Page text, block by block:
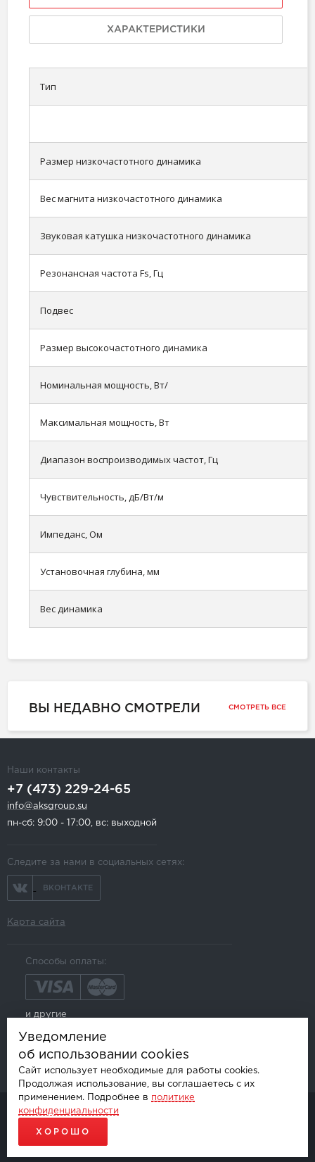
ХАРАКТЕРИСТИКИ
Тип
Размер низкочастотного динамика
Вес магнита низкочастотного динамика
Звуковая катушка низкочастотного динамика
Резонансная частота Fs, Гц
Подвес
Размер высокочастотного динамика
Номинальная мощность, Вт/
Максимальная мощность, Вт
Диапазон воспроизводимых частот, Гц
Чувствительность, дБ/Вт/м
Импеданс, Ом
Установочная глубина, мм
Вес динамика
ВЫ НЕДАВНО СМОТРЕЛИ СМОТРЕТЬ ВСЕ
Наши контакты
+7 (473) 229-24-65
info@aksgroup.su
пн-сб: 9:00 - 17:00, вс: выходной
Следите за нами в социальных сетях:
ВКОНТАКТЕ
Карта сайта
Способы оплаты:
и другие
© AKSGROUP, 2026.
ПРОДАЖА И УСТАНОВКА АВТОМОБИЛЬНОЙ ЭЛЕКТРОНИКИ
ПРОДВИЖЕНИЕ САЙТОВ - SEO-ONLINE
Уведомление
об использовании cookies
Сайт использует необходимые для работы cookies.
Продолжая использование, вы соглашаетесь с их
применением. Подробнее в политике
конфиденциальности
ХОРОШО